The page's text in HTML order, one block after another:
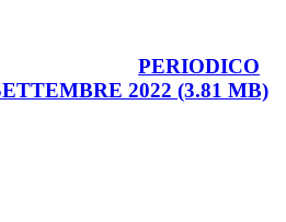
PERIODICO
2022 (3.81 MB)